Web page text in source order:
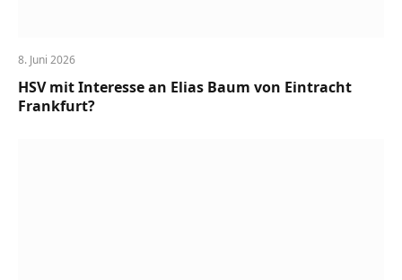
8. Juni 2026
HSV mit Interesse an Elias Baum von Eintracht
Frankfurt?